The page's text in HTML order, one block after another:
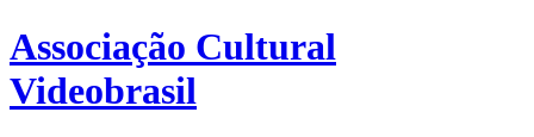
Associação Cultural
Videobrasil